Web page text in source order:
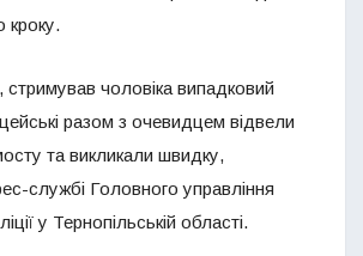
кроку.
чоловіка випадковий
разом з очевидцем відвели
та викликали швидку,
службі Головного управління
у Тернопільській області.